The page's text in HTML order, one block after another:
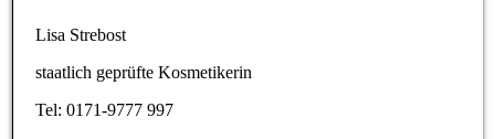
Lisa Strebost
staatlich geprüfte Kosmetikerin
Tel: 0171-9777 997